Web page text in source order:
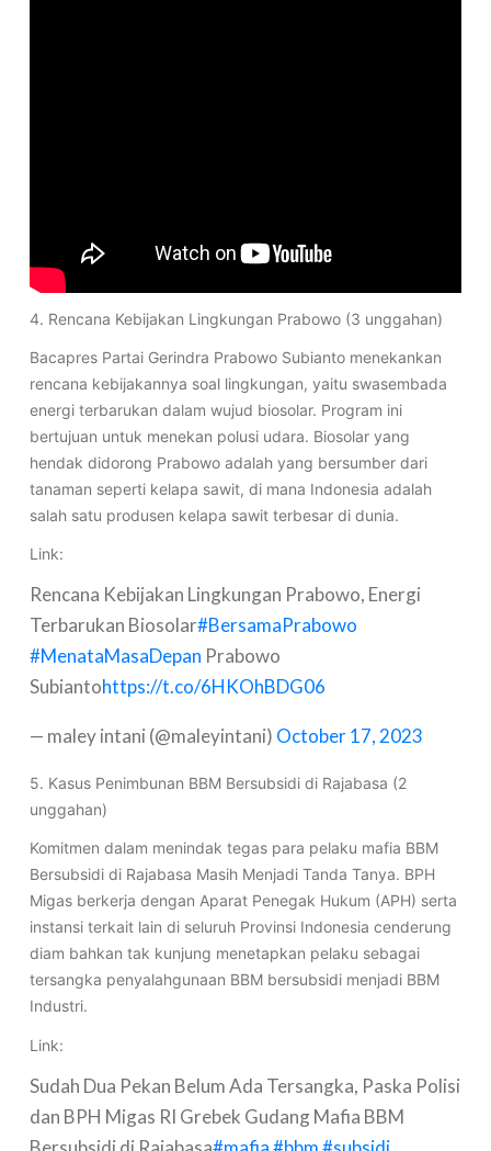
4. Rencana Kebijakan Lingkungan Prabowo (3 unggahan)
Bacapres Partai Gerindra Prabowo Subianto menekankan
rencana kebijakannya soal lingkungan, yaitu swasembada
energi terbarukan dalam wujud biosolar. Program ini
bertujuan untuk menekan polusi udara. Biosolar yang
hendak didorong Prabowo adalah yang bersumber dari
tanaman seperti kelapa sawit, di mana Indonesia adalah
salah satu produsen kelapa sawit terbesar di dunia.
Link:
Rencana Kebijakan Lingkungan Prabowo, Energi
Terbarukan Biosolar#BersamaPrabowo
#MenataMasaDepan Prabowo
Subiantohttps://t.co/6HKOhBDG06
— maley intani (@maleyintani) October 17, 2023
5. Kasus Penimbunan BBM Bersubsidi di Rajabasa (2
unggahan)
Komitmen dalam menindak tegas para pelaku mafia BBM
Bersubsidi di Rajabasa Masih Menjadi Tanda Tanya. BPH
Migas berkerja dengan Aparat Penegak Hukum (APH) serta
instansi terkait lain di seluruh Provinsi Indonesia cenderung
diam bahkan tak kunjung menetapkan pelaku sebagai
tersangka penyalahgunaan BBM bersubsidi menjadi BBM
Industri.
Link:
Sudah Dua Pekan Belum Ada Tersangka, Paska Polisi
dan BPH Migas RI Grebek Gudang Mafia BBM